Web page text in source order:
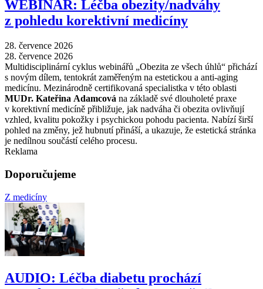
WEBINÁŘ: Léčba obezity/nadváhy
z pohledu korektivní medicíny
28. července 2026
28. července 2026
Multidisciplinární cyklus webinářů „Obezita ze všech úhlů“ přichází
s novým dílem, tentokrát zaměřeným na estetickou a anti-aging
medicínu. Mezinárodně certifikovaná specialistka v této oblasti
MUDr. Kateřina Adamcová na základě své dlouholeté praxe
v korektivní medicíně přibližuje, jak nadváha či obezita ovlivňují
vzhled, kvalitu pokožky i psychickou pohodu pacienta. Nabízí širší
pohled na změny, jež hubnutí přináší, a ukazuje, že estetická stránka
je nedílnou součástí celého procesu.
Reklama
Doporučujeme
Z medicíny
AUDIO: Léčba diabetu prochází